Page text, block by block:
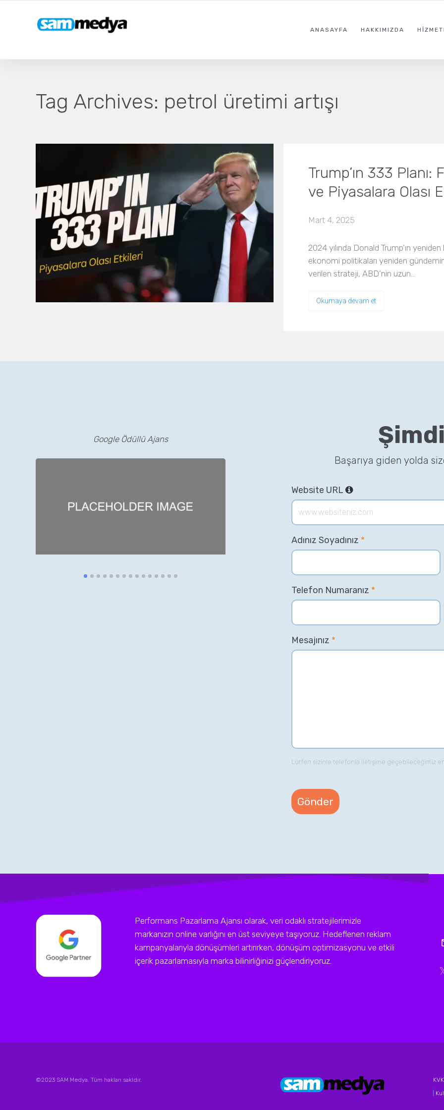
ANASAYFA HAKKIMIZDA
Tag Archives: petrol üretimi artışı
Trump’ın 333
ve Piyasalara Olası
Mart 4, 2025
2024 yılında Donald Trump’ın
ekonomi politikaları yeniden
verilen strateji, ABD’nin uzun…
Okumaya devam et
Google Ödüllü Ajans
Başarıya giden yolda
Website URL
Adınız Soyadınız *
Telefon Numaranız *
Mesajınız *
Lütfen sizinle telefonla iletişime geçebileceğimiz
Performans Pazarlama Ajansı olarak, veri odaklı stratejilerimizle
markanızın online varlığını en üst seviyeye taşıyoruz. Hedeflenen reklam
kampanyalarıyla dönüşümleri artırırken, dönüşüm optimizasyonu ve etkili
içerik pazarlamasıyla marka bilinirliğinizi güçlendiriyoruz.
©2023 SAM Medya. Tüm hakları sakldır.